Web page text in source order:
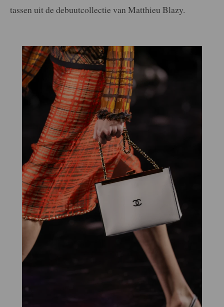
tassen uit de debuutcollectie van Matthieu Blazy.